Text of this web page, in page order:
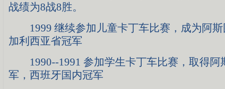
战绩为8战8胜。
1999 继续参加儿童卡丁车比赛，成为阿斯
加利西亚省冠军
1990--1991 参加学生卡丁车比赛，取得阿
军，西班牙国内冠军